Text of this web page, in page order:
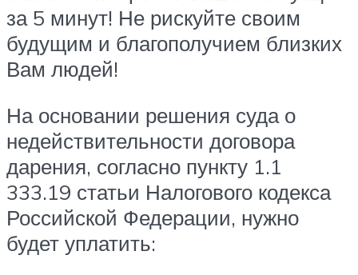
за 5 минут! Не рискуйте своим
будущим и благополучием близких
Вам людей!
На основании решения суда о
недействительности договора
дарения, согласно пункту 1.1
333.19 статьи Налогового кодекса
Российской Федерации, нужно
будет уплатить: